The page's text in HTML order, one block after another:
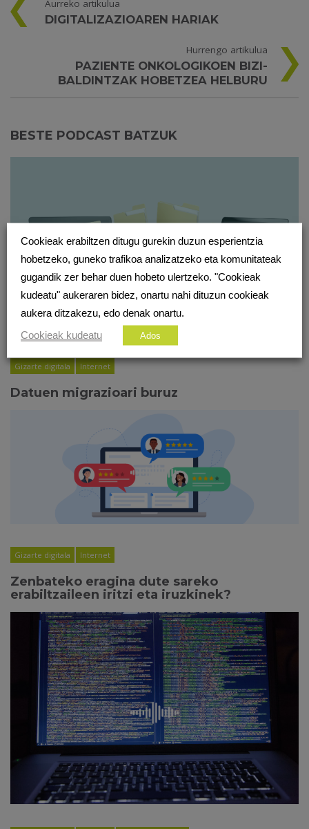
Aurreko artikulua
DIGITALIZAZIOAREN HARIAK
Hurrengo artikulua
PAZIENTE ONKOLOGIKOEN BIZI-
BALDINTZAK HOBETZEA HELBURU
BESTE PODCAST BATZUK
Gizarte digitala Internet
Datuen migrazioari buruz
Gizarte digitala Internet
Zenbateko eragina dute sareko
erabiltzaileen iritzi eta iruzkinek?
Cookieak erabiltzen ditugu gurekin duzun esperientzia
hobetzeko, guneko trafikoa analizatzeko eta komunitateak
gugandik zer behar duen hobeto ulertzeko. "Cookieak
kudeatu" aukeraren bidez, onartu nahi dituzun cookieak
aukera ditzakezu, edo denak onartu.
Cookieak kudeatu
Ados